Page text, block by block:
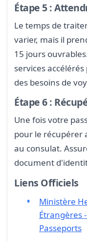
Étape 5 :
Le temps de
varier, mais il
15 jours
services
des besoins de
Étape 6 :
Une fois votre
pour le récupérer
au consulat.
document
Liens Officiels
Ministère
Étrangères
Passeports